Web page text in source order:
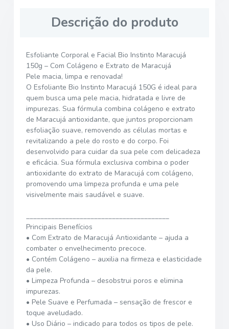
Descrição do produto
Esfoliante Corporal e Facial Bio Instinto Maracujá
150g – Com Colágeno e Extrato de Maracujá
Pele macia, limpa e renovada!
O Esfoliante Bio Instinto Maracujá 150G é ideal para
quem busca uma pele macia, hidratada e livre de
impurezas. Sua fórmula combina colágeno e extrato
de Maracujá antioxidante, que juntos proporcionam
esfoliação suave, removendo as células mortas e
revitalizando a pele do rosto e do corpo. Foi
desenvolvido para cuidar da sua pele com delicadeza
e eficácia. Sua fórmula exclusiva combina o poder
antioxidante do extrato de Maracujá com colágeno,
promovendo uma limpeza profunda e uma pele
visivelmente mais saudável e suave.
Principais Benefícios
• Com Extrato de Maracujá Antioxidante – ajuda a
combater o envelhecimento precoce.
• Contém Colágeno – auxilia na firmeza e elasticidade
da pele.
• Limpeza Profunda – desobstrui poros e elimina
impurezas.
• Pele Suave e Perfumada – sensação de frescor e
toque aveludado.
• Uso Diário – indicado para todos os tipos de pele.